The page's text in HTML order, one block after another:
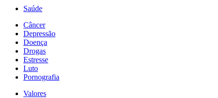
Saúde
Câncer
Depressão
Doença
Drogas
Estresse
Luto
Pornografia
Valores